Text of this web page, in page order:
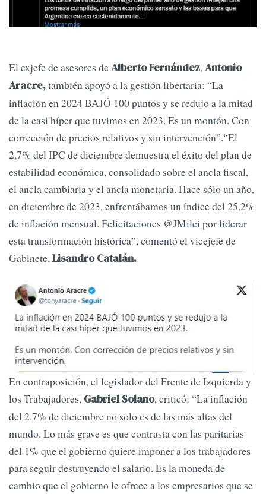
El exjefe de asesores deAlberto Fernández,Antonio
Aracre,también apoyó a la gestión libertaria: “La
inflación en 2024 BAJÓ 100 puntos y se redujo a la mitad
de la casi híper que tuvimos en 2023. Es un montón. Con
corrección de precios relativos y sin intervención”.“El
2,7% del IPC de diciembre demuestra el éxito del plan de
estabilidad económica, consolidado sobre el ancla fiscal,
el ancla cambiaria y el ancla monetaria. Hace sólo un año,
en diciembre de 2023, enfrentábamos un índice del 25,2%
de inflación mensual. Felicitaciones @JMilei por liderar
esta transformación histórica”, comentó el vicejefe de
Gabinete,Lisandro Catalán.
En contraposición, el legislador del Frente de Izquierda y
los Trabajadores, Gabriel Solano, criticó: “La inflación
del 2.7% de diciembre no solo es de las más altas del
mundo. Lo más grave es que contrasta con las paritarias
del 1% que el gobierno quiere imponer a los trabajadores
para seguir destruyendo el salario. Es la moneda de
cambio que el gobierno le ofrece a los empresarios que se